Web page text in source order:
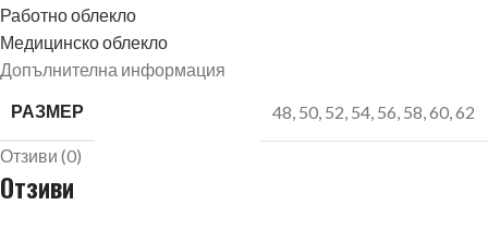
Работно облекло
Медицинско облекло
Допълнителна информация
РАЗМЕР
48, 50, 52, 54, 56, 58,60,62
Отзиви (0)
Отзиви